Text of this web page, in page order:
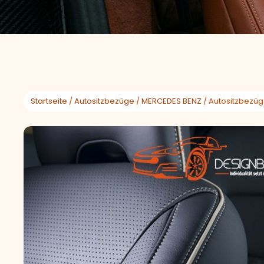
Startseite /Autositzbezüge /MERCEDES BENZ /